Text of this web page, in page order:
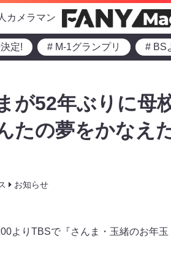
カメラマン
定! # M-1グランプリ # BS
が52年ぶりに母
たの夢をかなえ
お知らせ
よりTBSで『さんま・玉緒のお年